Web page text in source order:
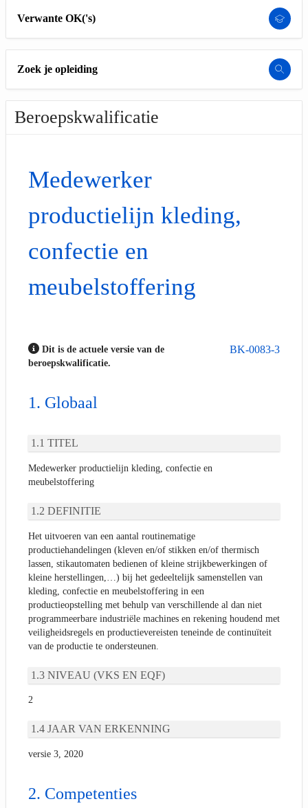
Verwante OK('s)
Zoek je opleiding
Beroepskwalificatie
Medewerker
productielijn kleding,
confectie en
meubelstoffering
BK-0083-3
Dit is de actuele versie van de
beroepskwalificatie.
Globaal
TITEL
Medewerker productielijn kleding, confectie en
meubelstoffering
DEFINITIE
Het uitvoeren van een aantal routinematige
productiehandelingen (kleven en/of stikken en/of thermisch
lassen, stikautomaten bedienen of kleine strijkbewerkingen of
kleine herstellingen,…) bij het gedeeltelijk samenstellen van
kleding, confectie en meubelstoffering in een
productieopstelling met behulp van verschillende al dan niet
programmeerbare industriële machines en rekening houdend met
veiligheidsregels en productievereisten teneinde de continuïteit
van de productie te ondersteunen.
NIVEAU (VKS EN EQF)
2
JAAR VAN ERKENNING
versie 3, 2020
Competenties